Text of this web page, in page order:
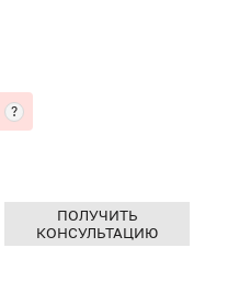
?
ПОЛУЧИТЬ
КОНСУЛЬТАЦИЮ